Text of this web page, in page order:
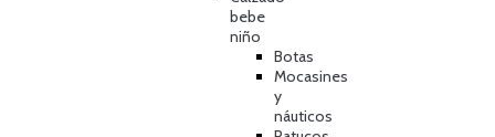
bebe
niño
Botas
Mocasines
y
náuticos